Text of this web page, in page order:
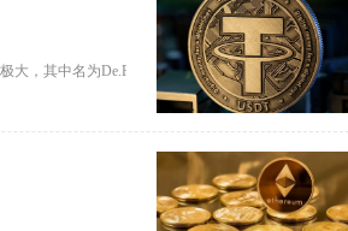
大，其中名为De.Fi（DEFI）的代